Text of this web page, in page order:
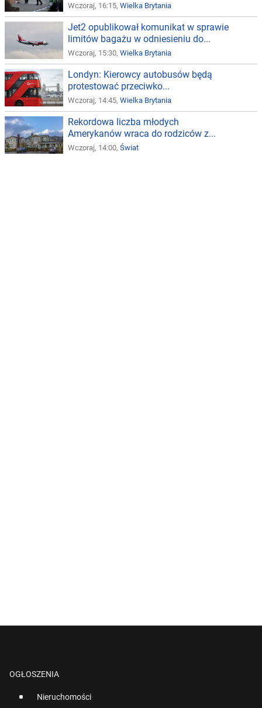
Wczoraj, 16:15, Wielka Brytania
Jet2 opublikował komunikat w sprawie
limitów bagażu w odniesieniu do...
Wczoraj, 15:30, Wielka Brytania
Londyn: Kierowcy autobusów będą
protestować przeciwko...
Wczoraj, 14:45, Wielka Brytania
Rekordowa liczba młodych
Amerykanów wraca do rodziców z...
Wczoraj, 14:00, Świat
OGŁOSZENIA
Nieruchomości